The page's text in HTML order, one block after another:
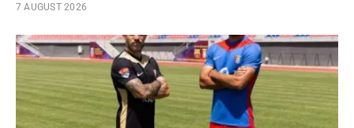
7 AUGUST 2026